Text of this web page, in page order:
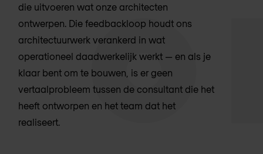
die uitvoeren wat onze architecten
ontwerpen. Die feedbackloop houdt ons
architectuurwerk verankerd in wat
operationeel daadwerkelijk werkt — en als je
klaar bent om te bouwen, is er geen
vertaalprobleem tussen de consultant die het
heeft ontworpen en het team dat het
realiseert.